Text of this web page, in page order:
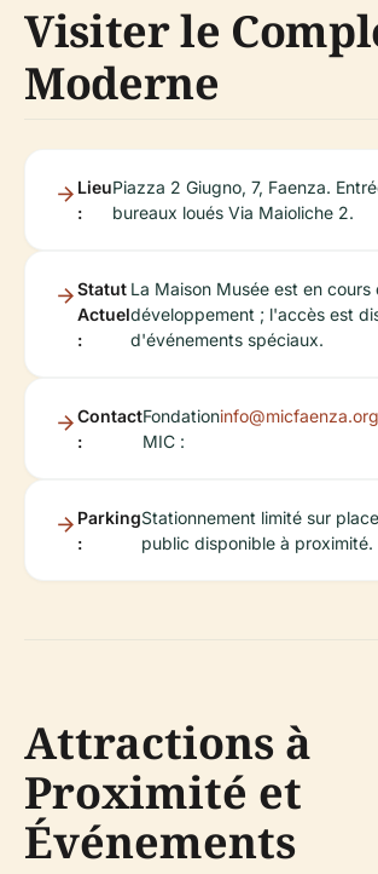
Visiter le
Moderne
Lieu
:
Piazza 2 Giugno, 7, Faenza.
bureaux loués Via Maioliche 2.
Statut
Actuel
:
La Maison Musée est en cours
développement ; l'accès est
d'événements spéciaux.
Contact
:
Fondation
MIC :
info@micfaenza.org
Parking
:
Stationnement limité sur
public disponible à proximité.
Attractions à
Proximité et
Événements